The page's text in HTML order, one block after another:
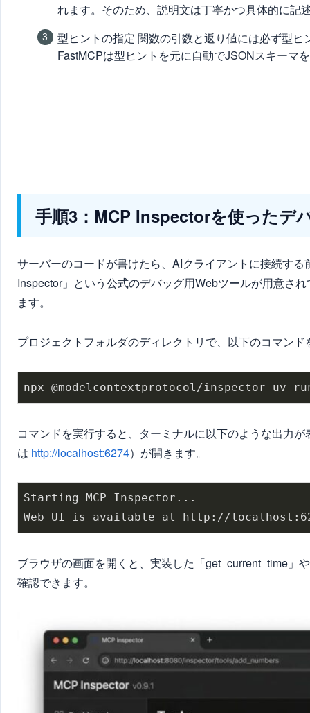
れます。そのため、説明文は丁寧かつ具体的に記
型ヒントの指定 関数の引数と返り値には必ず型
FastMCPは型ヒントを元に自動でJSONスキーマ
手順3：MCP Inspectorを使ったデ
サーバーのコードが書けたら、AIクライアントに接続す
Inspector」という公式のデバッグ用Webツールが用意さ
ます。
プロジェクトフォルダのディレクトリで、以下のコマンド
コマンドを実行すると、ターミナルに以下のような出力
は http://localhost:6274）が開きます。
Starting MCP Inspector...
ブラウザの画面を開くと、実装した「get_current_time」
確認できます。